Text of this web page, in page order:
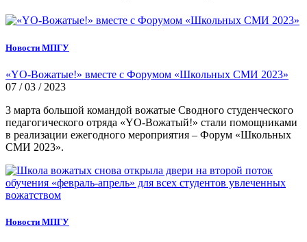
Новости МПГУ
«YO-Вожатые!» вместе с Форумом «Школьных СМИ 2023»
07 / 03 / 2023
3 марта большой командой вожатые Сводного студенческого
педагогического отряда «YO-Вожатый!» стали помощниками
в реализации ежегодного мероприятия – Форум «Школьных
СМИ 2023».
Новости МПГУ